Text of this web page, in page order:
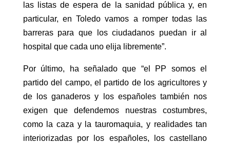
las listas de espera de la sanidad pública y, en
particular, en Toledo vamos a romper todas las
barreras para que los ciudadanos puedan ir al
hospital que cada uno elija libremente”.
Por último, ha señalado que “el PP somos el
partido del campo, el partido de los agricultores y
de los ganaderos y los españoles también nos
exigen que defendemos nuestras costumbres,
como la caza y la tauromaquia, y realidades tan
interiorizadas por los españoles, los castellano